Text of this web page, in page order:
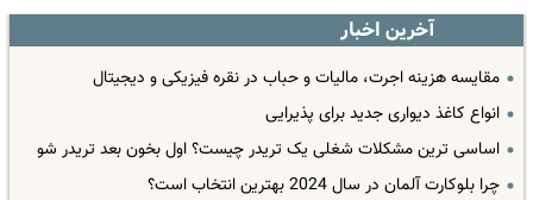
آخرین اخبار
مقایسه هزینه اجرت، مالیات و حباب در نقره فیزیکی و دیجیتال
انواع کاغذ دیواری جدید برای پذیرایی
اساسی ترین مشکلات شغلی یک تریدر چیست؟ اول بخون بعد تریدر شو
چرا بلوکارت آلمان در سال 2024 بهترین انتخاب است؟